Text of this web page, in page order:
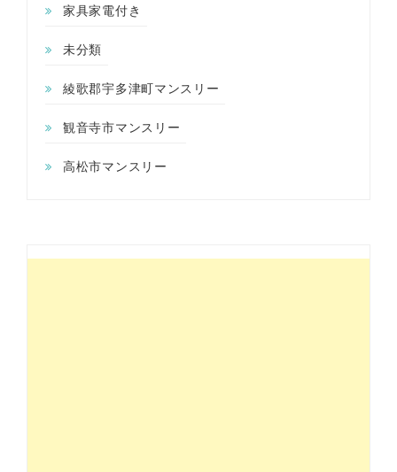
家具家電付き
未分類
綾歌郡宇多津町マンスリー
観音寺市マンスリー
高松市マンスリー